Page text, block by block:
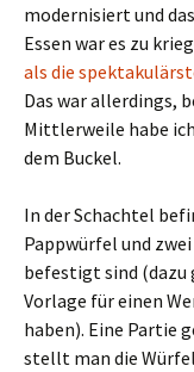
modernisiert und
Essen war es zu
als die
Das war allerdings,
Mittlerweile habe
dem Buckel.
In der Schachtel
Pappwürfel und
befestigt sind (dazu
Vorlage für einen
haben). Eine Partie
stellt man die